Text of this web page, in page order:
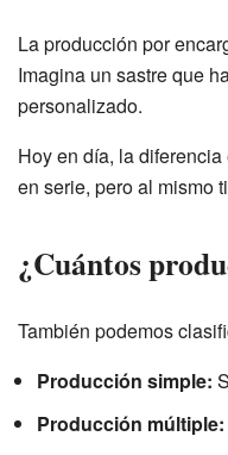
La producción por
Imagina un sastre que
personalizado.
Hoy en día, la
en serie, pero al mismo
¿Cuántos
También podemos
Producción simple:
Producción múltiple: